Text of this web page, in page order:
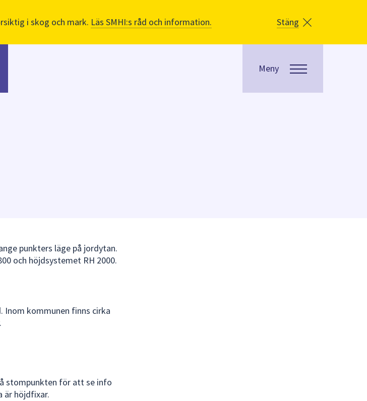
i skog och mark. Läs SMHI:s råd och information. Stäng
Meny
punkters läge på jordytan.
och höjdsystemet RH 2000.
kommunen finns cirka
stompunkten för att se info
är höjdfixar.